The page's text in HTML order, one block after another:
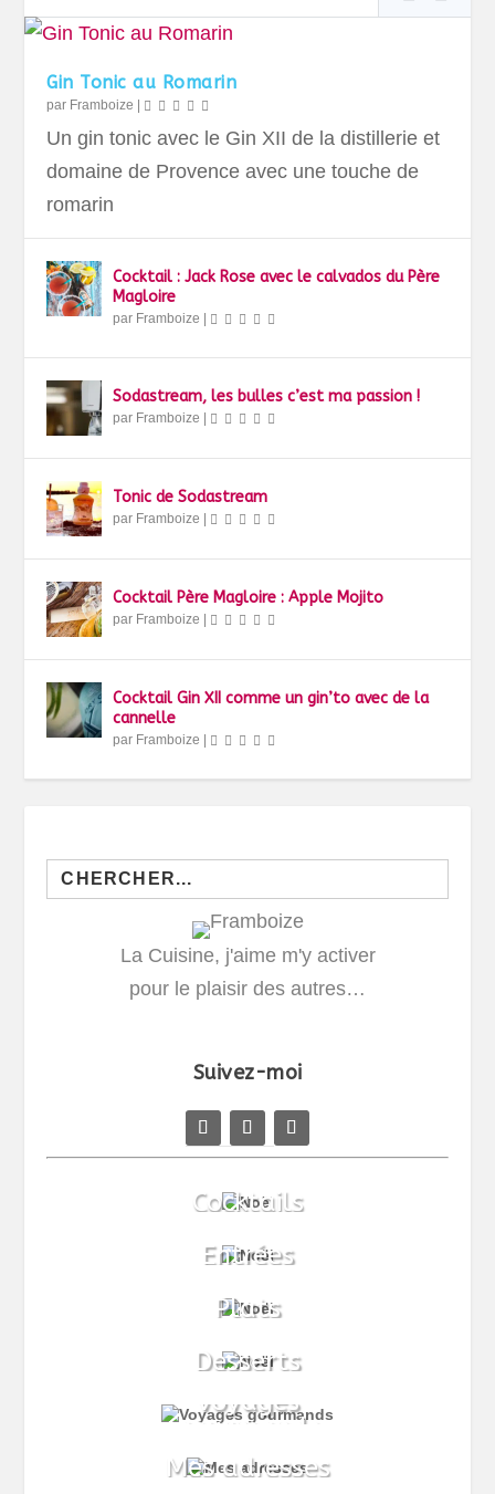
Gin Tonic au Romarin
par Framboize
Un gin tonic avec le Gin XII de la distillerie et
domaine de Provence avec une touche de
romarin
Cocktail : Jack Rose avec le calvados du Père
Magloire
par Framboize
Sodastream, les bulles c’est ma passion !
par Framboize
Tonic de Sodastream
par Framboize
Cocktail Père Magloire : Apple Mojito
par Framboize
Cocktail Gin XII comme un gin’to avec de la
cannelle
par Framboize
Search
for:
La Cuisine, j'aime m'y activer
pour le plaisir des autres…
Suivez-moi